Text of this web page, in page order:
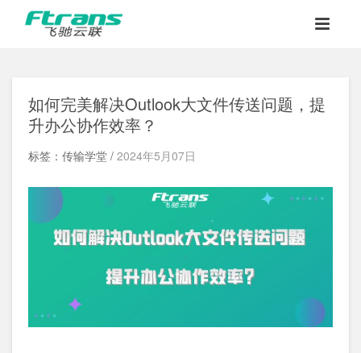
如何完美解决Outlook大文件传送问题，提
升办公协作效率？
标签：传输学堂 / 2024年5月07日